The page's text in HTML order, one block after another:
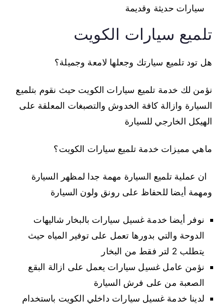
سيارات حديثة وقديمة
تلميع سيارات الكويت
هل تود تلميع سيارتك وجعلها لامعة وجميلة؟
نؤمن لك خدمة تلميع سيارات الكويت حيث نقوم بتلميع
السيارة وازالة كافة الخدوش والتصبغات المعلقة على
الهيكل الخارجي للسيارة
ماهي مميزات خدمة تلميع سيارات الكويت؟
ان عملية تلميع السيارة مهمة جدا لمظهر السيارة
ومهمة أيضا للحفاظ على رونق ولون السيارة
نوفر أيضا خدمة غسيل سيارات بالبخار شاليهات
الدوحة والتي بدورها تعمل على توفير المياه حيث
يتطلب 2 لتر فقط من البخار
نؤمن عامل غسيل سيارات يعمل على ازالة البقع
الصعبة من على فرش السيارة
لدينا خدمة غسيل سيارات داخلي الكويت باستخدام